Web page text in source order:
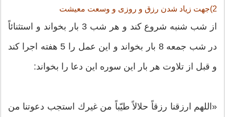
2)جهت زیاد شدن رزق و روزی و وسعت معیشت
از شب شنبه شروع كند و هر شب 3 بار بخواند و استثنائاً
در شب جمعه 8 بار بخواند و این عمل را 5 هفته اجرا كند
و قبل از تلاوت هر بار این سوره این دعا را بخواند:
«اللهم ارزقنا رزقاً حلالاً طیّباً من غیرك استجب دعوتنا من